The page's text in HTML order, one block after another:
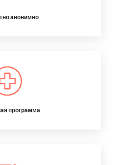
анонимно
программа